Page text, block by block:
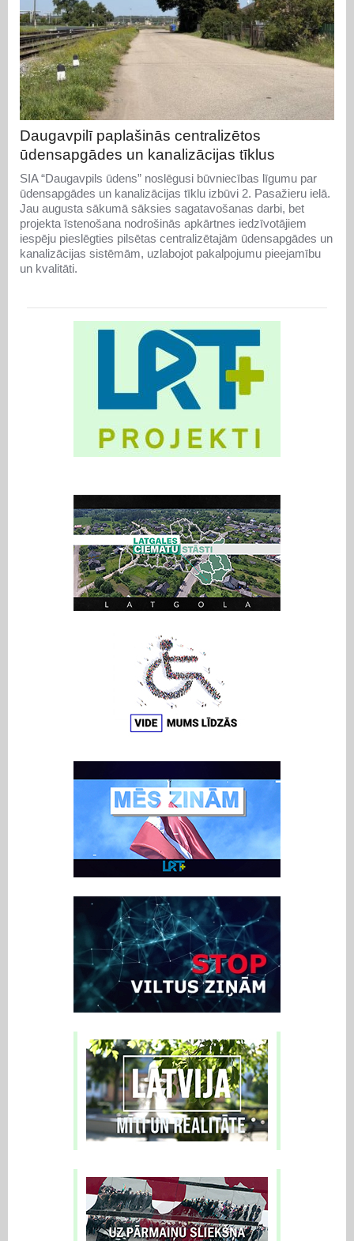
Daugavpilī paplašinās centralizētos
ūdensapgādes un kanalizācijas tīklus
SIA “Daugavpils ūdens” noslēgusi būvniecības līgumu par
ūdensapgādes un kanalizācijas tīklu izbūvi 2. Pasažieru ielā.
Jau augusta sākumā sāksies sagatavošanas darbi, bet
projekta īstenošana nodrošinās apkārtnes iedzīvotājiem
iespēju pieslēgties pilsētas centralizētajām ūdensapgādes un
kanalizācijas sistēmām, uzlabojot pakalpojumu pieejamību
un kvalitāti.